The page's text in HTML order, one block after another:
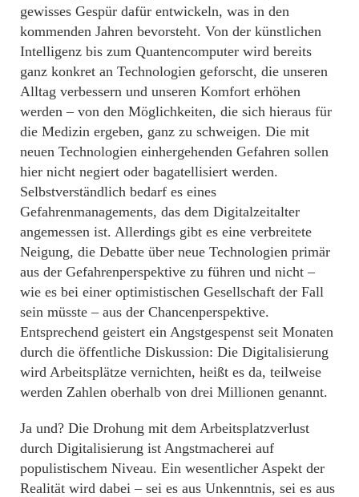
gewisses Gespür dafür entwickeln, was in den
kommenden Jahren bevorsteht. Von der künstlichen
Intelligenz bis zum Quantencomputer wird bereits
ganz konkret an Technologien geforscht, die unseren
Alltag verbessern und unseren Komfort erhöhen
werden – von den Möglichkeiten, die sich hieraus für
die Medizin ergeben, ganz zu schweigen. Die mit
neuen Technologien einhergehenden Gefahren sollen
hier nicht negiert oder bagatellisiert werden.
Selbstverständlich bedarf es eines
Gefahrenmanagements, das dem Digitalzeitalter
angemessen ist. Allerdings gibt es eine verbreitete
Neigung, die Debatte über neue Technologien primär
aus der Gefahrenperspektive zu führen und nicht –
wie es bei einer optimistischen Gesellschaft der Fall
sein müsste – aus der Chancenperspektive.
Entsprechend geistert ein Angstgespenst seit Monaten
durch die öffentliche Diskussion: Die Digitalisierung
wird Arbeitsplätze vernichten, heißt es da, teilweise
werden Zahlen oberhalb von drei Millionen genannt.
Ja und? Die Drohung mit dem Arbeitsplatzverlust
durch Digitalisierung ist Angstmacherei auf
populistischem Niveau. Ein wesentlicher Aspekt der
Realität wird dabei – sei es aus Unkenntnis, sei es aus